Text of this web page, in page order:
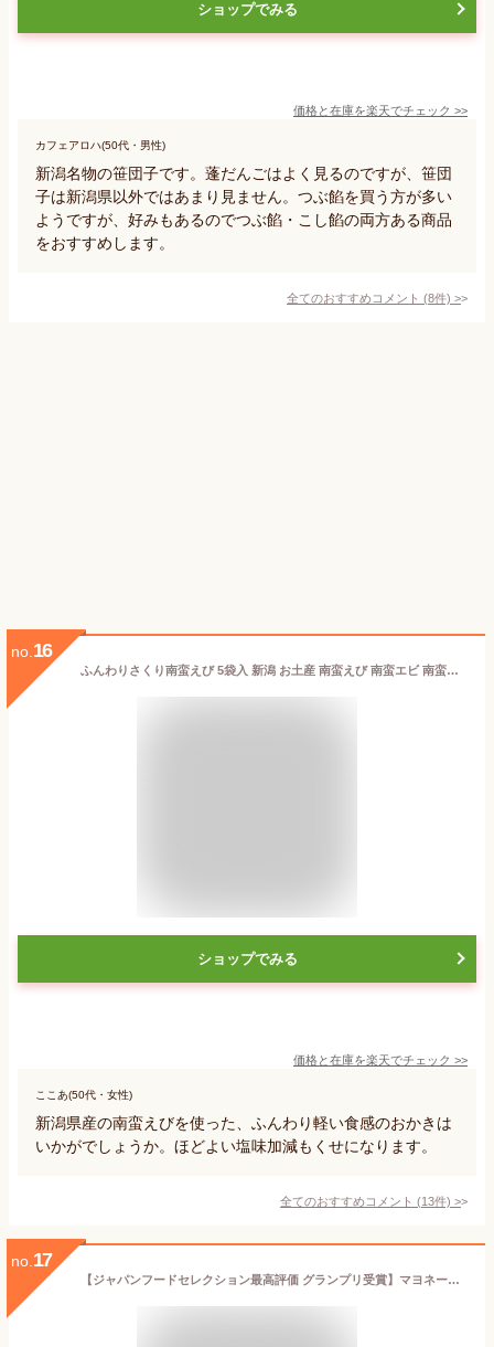
ショップでみる
価格と在庫を楽天でチェック >>
カフェアロハ(50代・男性)
新潟名物の笹団子です。蓬だんごはよく見るのですが、笹団
子は新潟県以外ではあまり見ません。つぶ餡を買う方が多い
ようですが、好みもあるのでつぶ餡・こし餡の両方ある商品
をおすすめします。
全てのおすすめコメント (8件) >
no. 16
ふんわりさくり南蛮えび 5袋入 新潟 お土産 南蛮えび 南蛮エビ 南蛮海老 新潟みやげ おかき お菓子 和菓子 個包装 プレゼント ギフト えびせんべい 夢えちご
ショップでみる
価格と在庫を楽天でチェック >>
ここあ(50代・女性)
新潟県産の南蛮えびを使った、ふんわり軽い食感のおかきは
いかがでしょうか。ほどよい塩味加減もくせになります。
全てのおすすめコメント (13件) >
no. 17
【ジャパンフードセレクション最高評価 グランプリ受賞】マヨネーズおかき 自由に選べる おせんべい 新潟米 あられ おかき 越乃美味十選 チャック袋【送料無料セット】【新潟 加藤製菓】